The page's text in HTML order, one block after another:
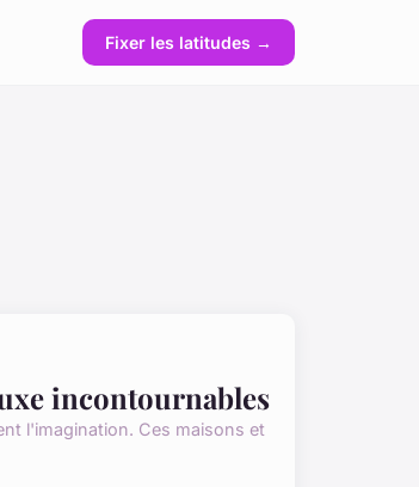
Fixer les latitudes →
incontournables
l'imagination. Ces maisons et